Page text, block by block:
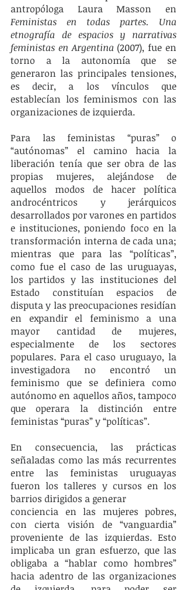
Feministas en todas partes. Una
etnografía de espacios y narrativas
feministas en Argentina (2007), fue en
torno a la autonomía que se
generaron las principales tensiones,
es decir, a los vínculos que
establecían los feminismos con las
organizaciones de izquierda.
Para las feministas “puras” o
“autónomas” el camino hacia la
liberación tenía que ser obra de las
propias mujeres, alejándose de
aquellos modos de hacer política
androcéntricos y jerárquicos
desarrollados por varones en partidos
e instituciones, poniendo foco en la
transformación interna de cada una;
mientras que para las “políticas”,
como fue el caso de las uruguayas,
los partidos y las instituciones del
Estado constituían espacios de
disputa y las preocupaciones residían
en expandir el feminismo a una
mayor cantidad de mujeres,
especialmente de los sectores
populares. Para el caso uruguayo, la
investigadora no encontró un
feminismo que se definiera como
autónomo en aquellos años, tampoco
que operara la distinción entre
feministas “puras” y “políticas”.
En consecuencia, las prácticas
señaladas como las más recurrentes
entre las feministas uruguayas
fueron los talleres y cursos en los
barrios dirigidos a generar
conciencia en las mujeres pobres,
con cierta visión de “vanguardia”
proveniente de las izquierdas. Esto
implicaba un gran esfuerzo, que las
obligaba a “hablar como hombres”
hacia adentro de las organizaciones